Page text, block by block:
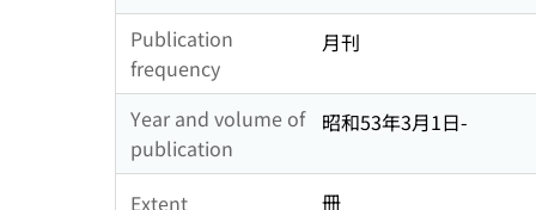
Publication
frequency
月刊
Year and volume of
publication
昭和53年3月1日-
Extent 冊